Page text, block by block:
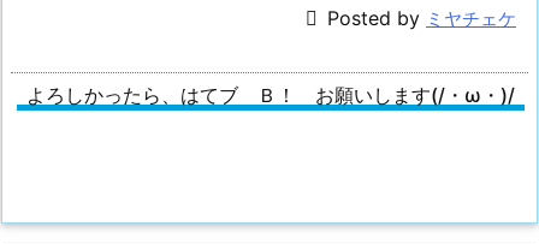
 Posted by ミヤチェケ
よろしかったら、はてブ Ｂ！ お願いします(/・ω・)/